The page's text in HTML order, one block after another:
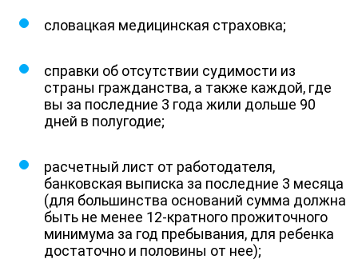
словацкая медицинская страховка;
справки об отсутствии судимости из
страны гражданства, а также каждой, где
вы за последние 3 года жили дольше 90
дней в полугодие;
расчетный лист от работодателя,
банковская выписка за последние 3 месяца
(для большинства оснований сумма должна
быть не менее 12-кратного прожиточного
минимума за год пребывания, для ребенка
достаточно и половины от нее);